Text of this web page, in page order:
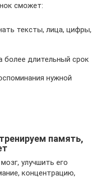
сможет:
тексты, лица, цифры,
более длительный срок
нужной
память,
улучшить его
концентрацию,